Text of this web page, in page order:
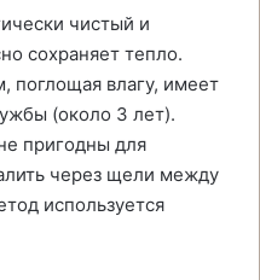
чистый и
сохраняет тепло.
поглощая влагу, имеет
(около 3 лет).
пригодны для
через щели между
используется